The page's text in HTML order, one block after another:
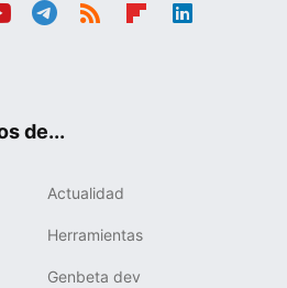
de...
Actualidad
Herramientas
Genbeta dev